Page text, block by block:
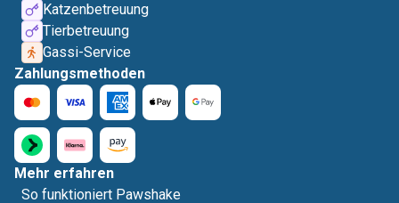
Katzenbetreuung
Tierbetreuung
Gassi-Service
Zahlungsmethoden
Mehr erfahren
So funktioniert Pawshake